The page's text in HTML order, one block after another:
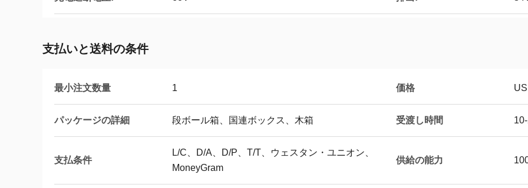
支払いと送料の条件
最小注文数量 1 価格
パッケージの詳細 段ボール箱、国連ボックス、木箱 受渡し時間
支払条件
L/C、D/A、D/P、T/T、ウェスタン・ユニオン、
MoneyGram
供給の能力